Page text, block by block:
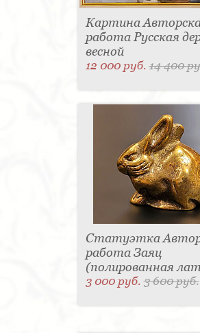
Картина
работа Русская
весной
12 000 руб.14 400
Статуэтка
работа Заяц
(полированная
3 000 руб.3 600 руб.